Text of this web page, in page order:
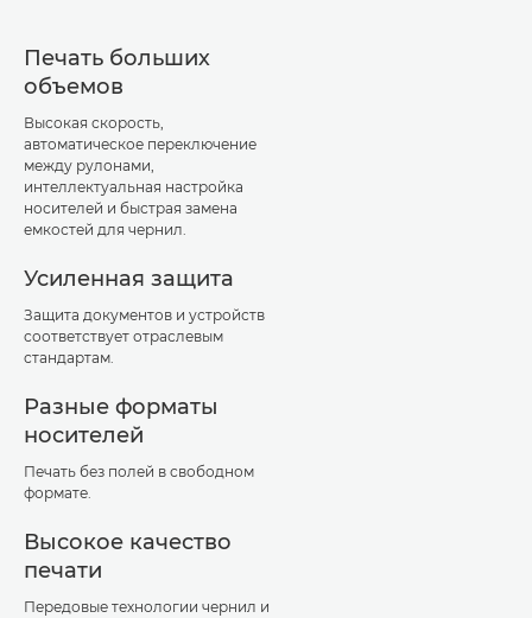
Печать больших
объемов
Высокая скорость,
автоматическое переключение
между рулонами,
интеллектуальная настройка
носителей и быстрая замена
емкостей для чернил.
Усиленная защита
Защита документов и устройств
соответствует отраслевым
стандартам.
Разные форматы
носителей
Печать без полей в свободном
формате.
Высокое качество
печати
Передовые технологии чернил и